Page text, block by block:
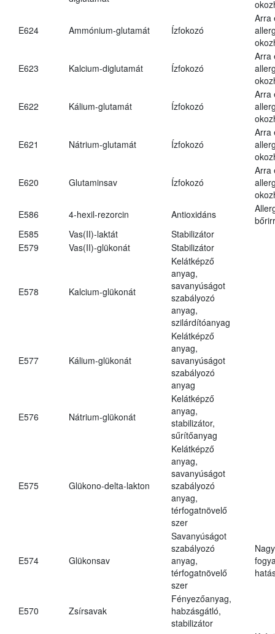
E624 Ammónium-glutamát Ízfokozó
Arra
E623 Kalcium-diglutamát Ízfokozó
Arra
E622 Kálium-glutamát Ízfokozó
Arra
E621 Nátrium-glutamát Ízfokozó
Arra
E620 Glutaminsav Ízfokozó
Arra
E586
4-hexil-rezorcin Antioxidáns
E585
Vas(II)-laktát
Stabilizátor
E579
Vas(II)-glükonát Stabilizátor
E578 Kalcium-glükonát
Kelátképző
anyag,
savanyúságot
szabályozó
anyag,
szilárdítóanyag
E577 Kálium-glükonát
Kelátképző
anyag,
savanyúságot
szabályozó
anyag
E576 Nátrium-glükonát
Kelátképző
anyag,
stabilizátor,
sűrítőanyag
E575 Glükono-delta-lakton
Kelátképző
anyag,
savanyúságot
szabályozó
anyag,
térfogatnövelő
szer
E574 Glükonsav
Savanyúságot
szabályozó
anyag,
térfogatnövelő
szer
E570 Zsírsavak
Fényezőanyag,
habzásgátló,
stabilizátor